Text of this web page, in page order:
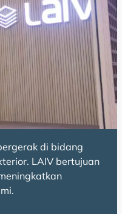
di bidang
LAIV bertujuan